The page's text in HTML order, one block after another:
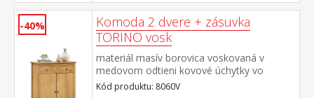
-40%
Komoda 2 dvere + zásuvka
TORINO vosk
materiál masív borovica voskovaná v
medovom odtieni kovové úchytky vo
farebnom prevedení černená mosadz 1
Kód produktu: 8060V